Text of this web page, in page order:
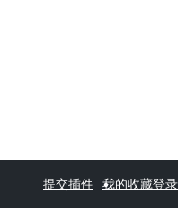
提交插件 我的收藏登录